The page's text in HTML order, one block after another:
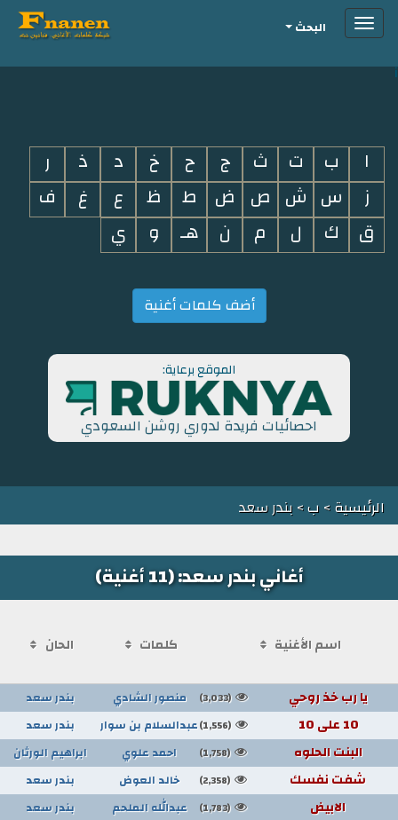
i
Toggleالبحث
ا ب ت ث ج ح خ د ذ
ر
ز
س ش ص ض ط ظ ع غ
ف
ق
ك ل م ن هـ و ي
أضف كلمات أغنية
الموقع برعاية:
احصائيات فريدة لدوري روشن السعودي
الرئيسية> ب> بندر سعد
أغاني بندر سعد: (11 أغنية)
اسم الأغنية كلمات الحان
يا رب خذ روحي (3,033) منصور الشادي بندر سعد
10 على 10 (1,556) عبدالسلام بن سوار بندر سعد
البنت الحلوه (1,758) احمد علوي ابراهيم الورثان
شفت نفسك (2,358) خالد العوض بندر سعد
الابيض (1,783) عبدالله الملحم بندر سعد